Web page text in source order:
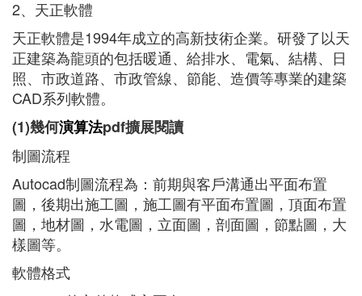
2、天正軟體
天正軟體是1994年成立的高新技術企業。研發了以天
正建築為龍頭的包括暖通、給排水、電氣、結構、日
照、市政道路、市政管線、節能、造價等專業的建築
CAD系列軟體。
(1)幾何演算法pdf擴展閱讀
制圖流程
Autocad制圖流程為：前期與客戶溝通出平面布置
圖，後期出施工圖，施工圖有平面布置圖，頂面布置
圖，地材圖，水電圖，立面圖，剖面圖，節點圖，大
樣圖等。
軟體格式